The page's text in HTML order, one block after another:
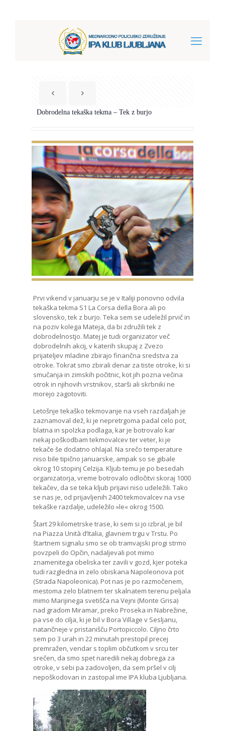
Dobrodelna tekaška tekma – Tek z burjo
Prvi vikend v januarju se je v Italiji ponovno odvila
tekaška tekma S1 La Corsa della Bora ali po
slovensko, tek z burjo. Teka sem se udeležil prvič in
na poziv kolega Mateja, da bi združili tek z
dobrodelnostjo. Matej je tudi organizator več
dobrodelnih akcij, v katerih skupaj z Zvezo
prijateljev mladine zbirajo finančna sredstva za
otroke. Tokrat smo zbirali denar za tiste otroke, ki si
smučanja in zimskih počitnic, kot jih pozna večina
otrok in njihovih vrstnikov, starši ali skrbniki ne
morejo zagotoviti.
Letošnje tekaško tekmovanje na vseh razdaljah je
zaznamoval dež, ki je nepretrgoma padal celo pot,
blatna in spolzka podlaga, kar je botrovalo kar
nekaj poškodbam tekmovalcev ter veter, ki je
tekače še dodatno ohlajal. Na srečo temperature
niso bile tipično januarske, ampak so se gibale
okrog 10 stopinj Celzija. Kljub temu je po besedah
organizatorja, vreme botrovalo odločitvi skoraj 1000
tekačev, da se teka kljub prijavi niso udeležili. Tako
se nas je, od prijavljenih 2400 tekmovalcev na vse
tekaške razdalje, udeležilo »le« okrog 1500.
Štart 29 kilometrske trase, ki sem si jo izbral, je bil
na Piazza Unità d’Italia, glavnem trgu v Trstu. Po
štartnem signalu smo se ob tramvajski progi strmo
povzpeli do Opčin, nadaljevali pot mimo
znamenitega obeliska ter zavili v gozd, kjer poteka
tudi razgledna in zelo obiskana Napoleonova pot
(Strada Napoleonica). Pot nas je po razmočenem,
mestoma zelo blatnem ter skalnatem terenu peljala
mimo Marijinega svetišča na Vejni (Monte Grisa)
nad gradom Miramar, preko Proseka in Nabrežine,
pa vse do cilja, ki je bil v Bora Village v Sesljanu,
natančneje v pristanišču Portopiccolo. Ciljno črto
sem po 3 urah in 22 minutah prestopil precej
premražen, vendar s toplim občutkom v srcu ter
srečen, da smo spet naredili nekaj dobrega za
otroke, v sebi pa zadovoljen, da sem pršel v cilj
nepoškodovan in zastopal ime IPA kluba Ljubljana.